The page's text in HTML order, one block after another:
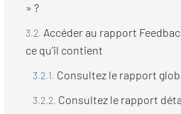
» ?
Accéder au rapport
ce qu'il contient
Consultez le rapport
Consultez le rapport